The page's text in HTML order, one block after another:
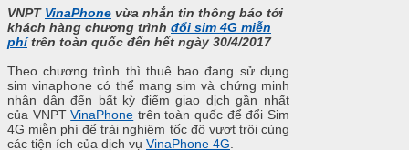
VNPT VinaPhone vừa nhắn tin thông báo tới
khách hàng chương trình đổi sim 4G miễn
phítrên toàn quốc đến hết ngày 30/4/2017
Theo chương trình thì thuê bao đang sử dụng
sim vinaphone có thể mang sim và chứng minh
nhân dân đến bất kỳ điểm giao dịch gần nhất
của VNPTVinaPhone trên toàn quốc để đổi Sim
4G miễn phí để trải nghiệm tốc độ vượt trội cùng
các tiện ích của dịch vụ VinaPhone 4G